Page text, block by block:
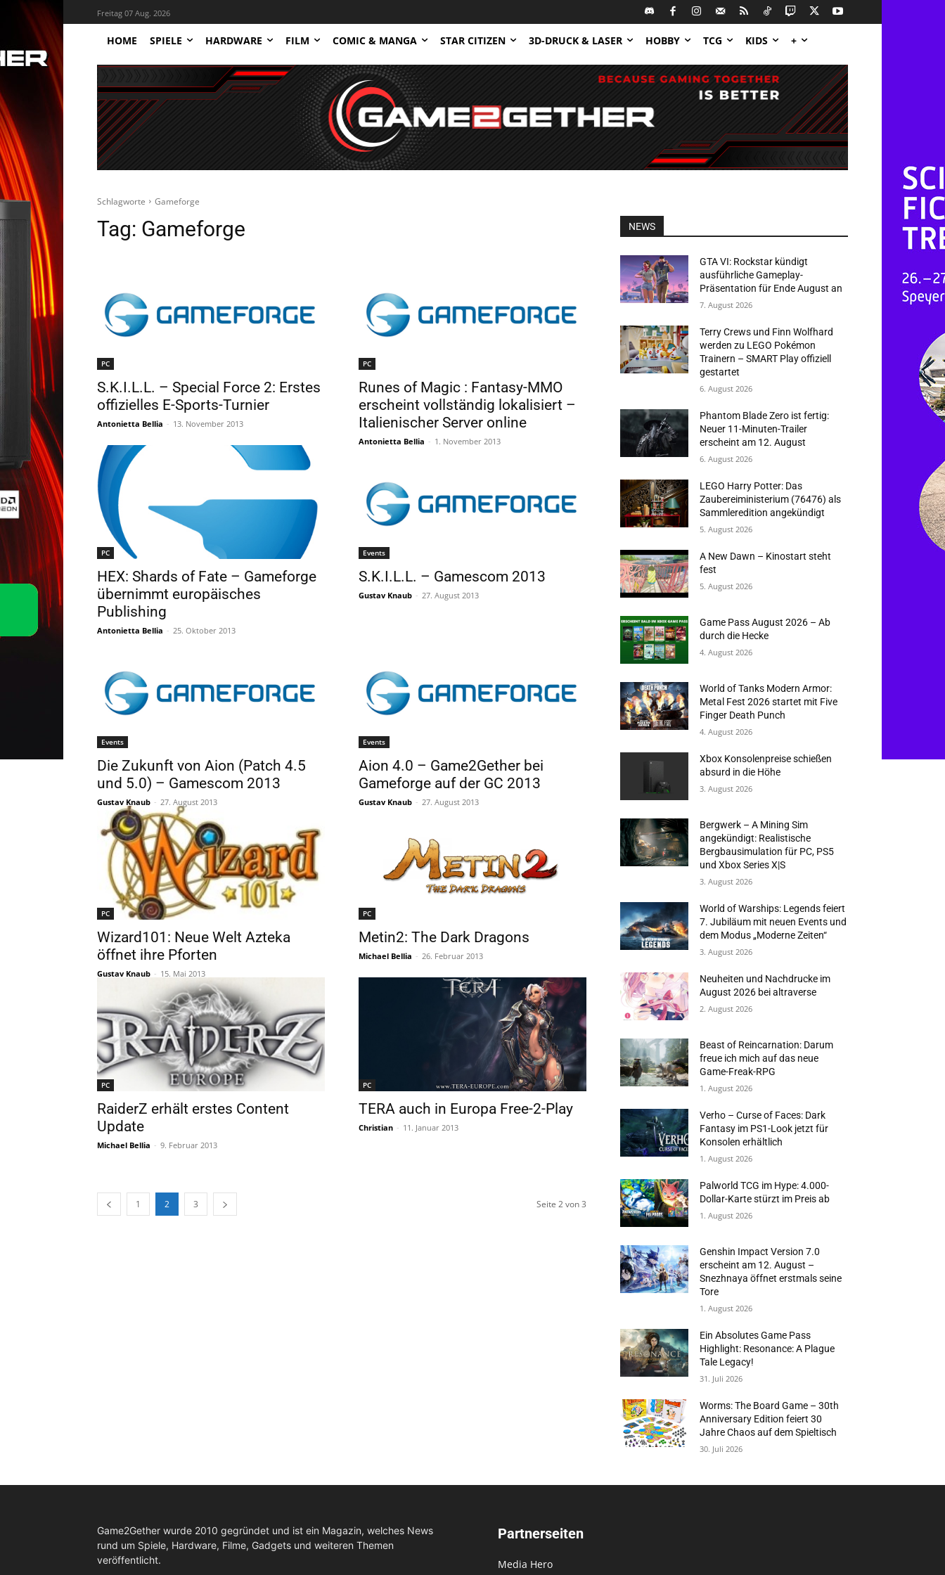
Freitag 07 Aug. 2026
HOME SPIELE HARDWARE FILM COMIC & MANGA STAR CITIZEN 3D-DRUCK & LASER HOBBY TCG KIDS +
Schlagworte Gameforge
Tag: Gameforge
PC
S.K.I.L.L. – Special Force 2: Erstes
offizielles E-Sports-Turnier
Antonietta Bellia - 13. November 2013
PC
Runes of Magic : Fantasy-MMO
erscheint vollständig lokalisiert –
Italienischer Server online
Antonietta Bellia - 1. November 2013
PC
HEX: Shards of Fate – Gameforge
übernimmt europäisches
Publishing
Antonietta Bellia - 25. Oktober 2013
Events
S.K.I.L.L. – Gamescom 2013
Gustav Knaub - 27. August 2013
Events
Die Zukunft von Aion (Patch 4.5
und 5.0) – Gamescom 2013
Gustav Knaub - 27. August 2013
Events
Aion 4.0 – Game2Gether bei
Gameforge auf der GC 2013
Gustav Knaub - 27. August 2013
PC
Wizard101: Neue Welt Azteka
öffnet ihre Pforten
Gustav Knaub - 15. Mai 2013
PC
Metin2: The Dark Dragons
Michael Bellia - 26. Februar 2013
PC
RaiderZ erhält erstes Content
Update
Michael Bellia - 9. Februar 2013
PC
TERA auch in Europa Free-2-Play
Christian - 11. Januar 2013
1 2 3 Seite 2 von 3
NEWS
GTA VI: Rockstar kündigt
ausführliche Gameplay-
Präsentation für Ende August an
7. August 2026
Terry Crews und Finn Wolfhard
werden zu LEGO Pokémon
Trainern – SMART Play offiziell
gestartet
6. August 2026
Phantom Blade Zero ist fertig:
Neuer 11-Minuten-Trailer
erscheint am 12. August
6. August 2026
LEGO Harry Potter: Das
Zaubereiministerium (76476) als
Sammleredition angekündigt
5. August 2026
A New Dawn – Kinostart steht
fest
5. August 2026
Game Pass August 2026 – Ab
durch die Hecke
4. August 2026
World of Tanks Modern Armor:
Metal Fest 2026 startet mit Five
Finger Death Punch
4. August 2026
Xbox Konsolenpreise schießen
absurd in die Höhe
3. August 2026
Bergwerk – A Mining Sim
angekündigt: Realistische
Bergbausimulation für PC, PS5
und Xbox Series X|S
3. August 2026
World of Warships: Legends feiert
7. Jubiläum mit neuen Events und
dem Modus „Moderne Zeiten“
3. August 2026
Neuheiten und Nachdrucke im
August 2026 bei altraverse
2. August 2026
Beast of Reincarnation: Darum
freue ich mich auf das neue
Game-Freak-RPG
1. August 2026
Verho – Curse of Faces: Dark
Fantasy im PS1-Look jetzt für
Konsolen erhältlich
1. August 2026
Palworld TCG im Hype: 4.000-
Dollar-Karte stürzt im Preis ab
1. August 2026
Genshin Impact Version 7.0
erscheint am 12. August –
Snezhnaya öffnet erstmals seine
Tore
1. August 2026
Ein Absolutes Game Pass
Highlight: Resonance: A Plague
Tale Legacy!
31. Juli 2026
Worms: The Board Game – 30th
Anniversary Edition feiert 30
Jahre Chaos auf dem Spieltisch
30. Juli 2026
Game2Gether wurde 2010 gegründet und ist ein Magazin, welches News
rund um Spiele, Hardware, Filme, Gadgets und weiteren Themen
veröffentlicht.
Partnerseiten
Media Hero